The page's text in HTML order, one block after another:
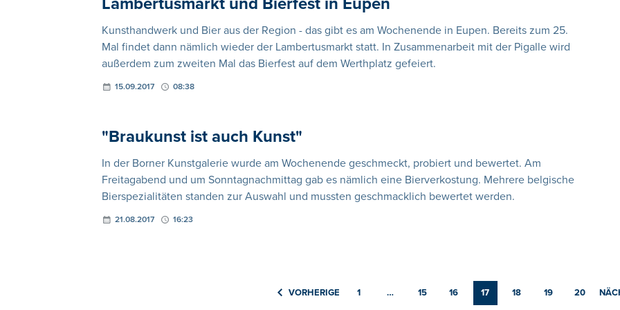
Kunsthandwerk und Bier aus der Region - das gibt es am Wochenende in Eupen. Bereits zum 25.
Mal findet dann nämlich wieder der Lambertusmarkt statt. In Zusammenarbeit mit der Pigalle wird
außerdem zum zweiten Mal das Bierfest auf dem Werthplatz gefeiert.
15.09.2017 08:38
"Braukunst ist auch Kunst"
In der Borner Kunstgalerie wurde am Wochenende geschmeckt, probiert und bewertet. Am
Freitagabend und um Sonntagnachmittag gab es nämlich eine Bierverkostung. Mehrere belgische
Bierspezialitäten standen zur Auswahl und mussten geschmacklich bewertet werden.
21.08.2017 16:23
VORHERIGE 1 … 15 16 17 18 19 20